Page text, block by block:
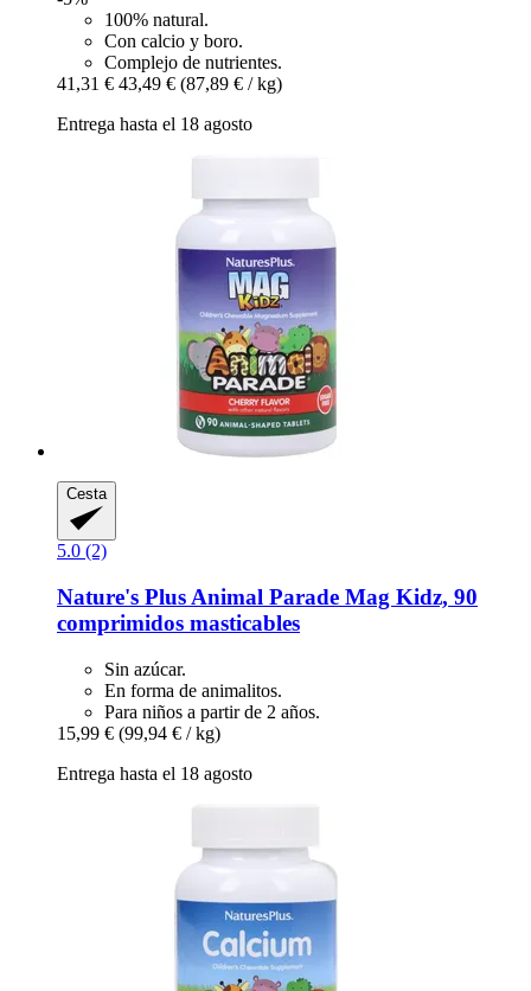
100% natural.
Con calcio y boro.
Complejo de nutrientes.
41,31 € 43,49 € (87,89 € / kg)
Entrega hasta el 18 agosto
Cesta
5.0 (2)
Nature's Plus Animal Parade Mag Kidz, 90
comprimidos masticables
Sin azúcar.
En forma de animalitos.
Para niños a partir de 2 años.
15,99 € (99,94 € / kg)
Entrega hasta el 18 agosto